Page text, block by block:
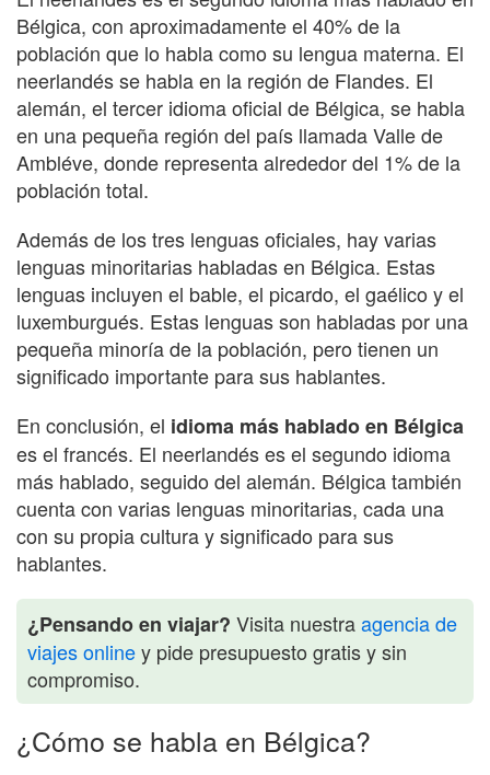
Bélgica, con aproximadamente el 40% de la
población que lo habla como su lengua materna. El
neerlandés se habla en la región de Flandes. El
alemán, el tercer idioma oficial de Bélgica, se habla
en una pequeña región del país llamada Valle de
Ambléve, donde representa alrededor del 1% de la
población total.
Además de los tres lenguas oficiales, hay varias
lenguas minoritarias habladas en Bélgica. Estas
lenguas incluyen el bable, el picardo, el gaélico y el
luxemburgués. Estas lenguas son habladas por una
pequeña minoría de la población, pero tienen un
significado importante para sus hablantes.
En conclusión, el idioma más hablado en Bélgica
es el francés. El neerlandés es el segundo idioma
más hablado, seguido del alemán. Bélgica también
cuenta con varias lenguas minoritarias, cada una
con su propia cultura y significado para sus
hablantes.
¿Pensando en viajar? Visita nuestraagencia de
viajes onliney pide presupuesto gratis y sin
compromiso.
¿Cómo se habla en Bélgica?